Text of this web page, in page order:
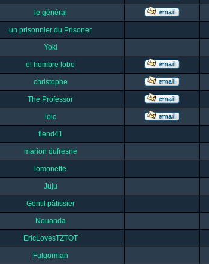
le général
un prisonnier du Prisoner
Yoki
el hombre lobo
christophe
The Professor
loic
fiend41
marion dufresne
lomonette
Juju
Gentil pâtissier
Nouanda
EricLovesTZTOT
Fulgorman